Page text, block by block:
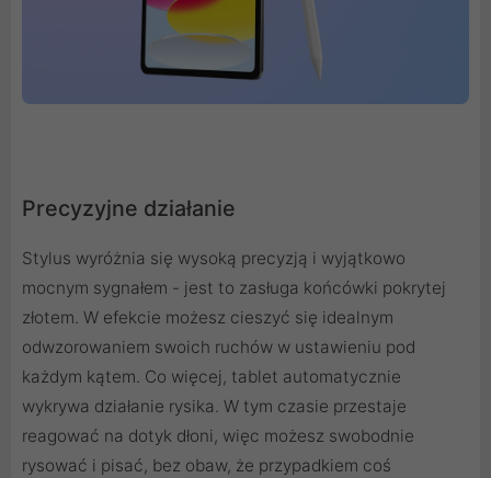
Precyzyjne działanie
Stylus wyróżnia się wysoką precyzją i wyjątkowo
mocnym sygnałem - jest to zasługa końcówki pokrytej
złotem. W efekcie możesz cieszyć się idealnym
odwzorowaniem swoich ruchów w ustawieniu pod
każdym kątem. Co więcej, tablet automatycznie
wykrywa działanie rysika. W tym czasie przestaje
reagować na dotyk dłoni, więc możesz swobodnie
rysować i pisać, bez obaw, że przypadkiem coś